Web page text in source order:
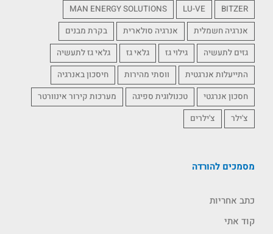
BITZER
LU-VE
MAN ENERGY SOLUTIONS
אנרגיה חשמלית
אנרגיה סולארית
בקרת מבנים
גזים לתעשיה
גילוי גז גלאי גז
גלאי גז לתעשיה
התייעלות אנרגטית
ווסתי מהירות
חיסכון באנרגיה
חסכון אנרגטי
טכנולוגית ספיגה
מערכות קירור אינוורטר
צ'ילר
צ'ילרים
מסמכים להורדה
כתב אחריות
קוד אתי